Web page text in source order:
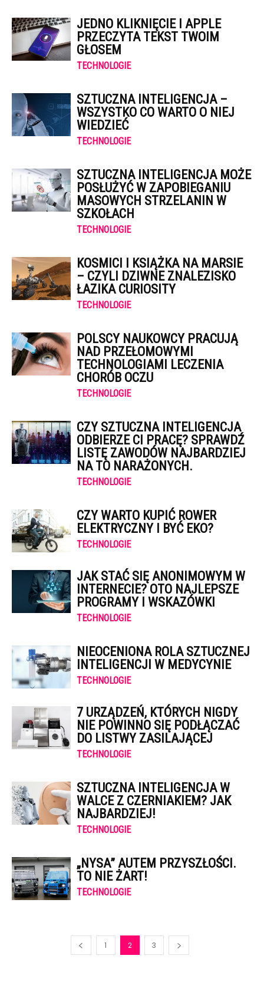
JEDNO KLIKNIĘCIE I APPLE
PRZECZYTA TEKST TWOIM
GŁOSEM
TECHNOLOGIE
SZTUCZNA INTELIGENCJA –
WSZYSTKO CO WARTO O NIEJ
WIEDZIEĆ
TECHNOLOGIE
SZTUCZNA INTELIGENCJA MOŻE
POSŁUŻYĆ W ZAPOBIEGANIU
MASOWYCH STRZELANIN W
SZKOŁACH
TECHNOLOGIE
KOSMICI I KSIĄŻKA NA MARSIE
– CZYLI DZIWNE ZNALEZISKO
ŁAZIKA CURIOSITY
TECHNOLOGIE
POLSCY NAUKOWCY PRACUJĄ
NAD PRZEŁOMOWYMI
TECHNOLOGIAMI LECZENIA
CHORÓB OCZU
TECHNOLOGIE
CZY SZTUCZNA INTELIGENCJA
ODBIERZE CI PRACĘ? SPRAWDŹ
LISTĘ ZAWODÓW NAJBARDZIEJ
NA TO NARAŻONYCH.
TECHNOLOGIE
CZY WARTO KUPIĆ ROWER
ELEKTRYCZNY I BYĆ EKO?
TECHNOLOGIE
JAK STAĆ SIĘ ANONIMOWYM W
INTERNECIE? OTO NAJLEPSZE
PROGRAMY I WSKAZÓWKI
TECHNOLOGIE
NIEOCENIONA ROLA SZTUCZNEJ
INTELIGENCJI W MEDYCYNIE
TECHNOLOGIE
7 URZĄDZEŃ, KTÓRYCH NIGDY
NIE POWINNO SIĘ PODŁĄCZAĆ
DO LISTWY ZASILAJĄCEJ
TECHNOLOGIE
SZTUCZNA INTELIGENCJA W
WALCE Z CZERNIAKIEM? JAK
NAJBARDZIEJ!
TECHNOLOGIE
„NYSA” AUTEM PRZYSZŁOŚCI.
TO NIE ŻART!
TECHNOLOGIE
1 2 3